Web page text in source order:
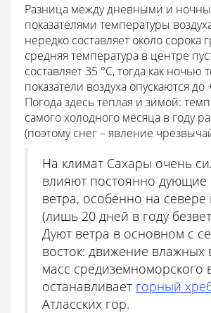
Разница между дневными и
показателями температуры
нередко составляет около сорока
средняя температура в центре
составляет 35 °С, тогда как ночью
показатели воздуха опускаются
Погода здесь тёплая и зимой:
самого холодного месяца в году
(поэтому снег – явление
На климат Сахары очень
влияют постоянно дующие
ветра, особенно на севере
(лишь 20 дней в году
Дуют ветра в основном с
восток: движение влажных
масс средиземноморского
останавливает горный
Атласских гор.